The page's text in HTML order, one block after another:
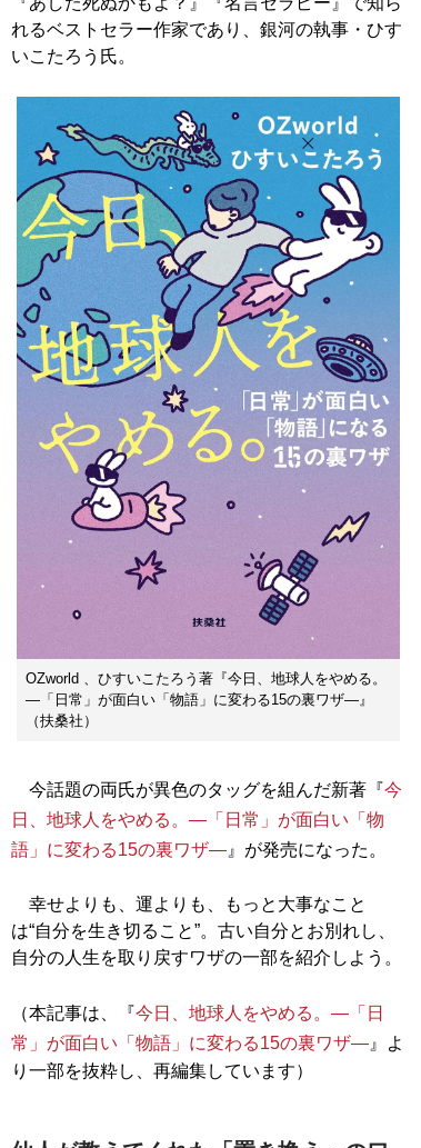
れるベストセラー作家であり、銀河の執事・ひす
いこたろう氏。
OZworld 、ひすいこたろう著『今日、地球人をやめる。
—「日常」が面白い「物語」に変わる15の裏ワザ—』
（扶桑社）
今話題の両氏が異色のタッグを組んだ新著『今
日、地球人をやめる。—「日常」が面白い「物
語」に変わる15の裏ワザ— 』が発売になった。
幸せよりも、運よりも、もっと大事なこと
は“自分を生き切ること”。古い自分とお別れし、
自分の人生を取り戻すワザの一部を紹介しよう。
（本記事は、『今日、地球人をやめる。—「日
常」が面白い「物語」に変わる15の裏ワザ— 』よ
り一部を抜粋し、再編集しています）